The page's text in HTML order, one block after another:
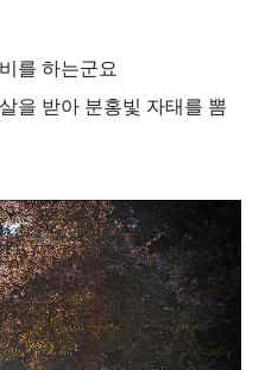
를 하는군요
을 받아 분홍빛 자태를 뽐